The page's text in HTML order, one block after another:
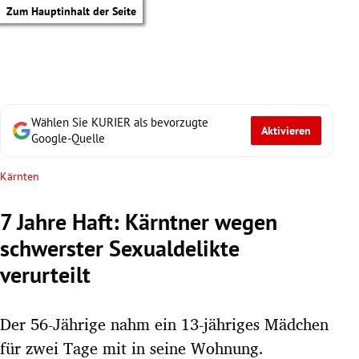
Zum Hauptinhalt der Seite
Wählen Sie KURIER als bevorzugte
Google-Quelle
Aktivieren
Kärnten
7 Jahre Haft: Kärntner wegen
schwerster Sexualdelikte
verurteilt
Der 56-Jährige nahm ein 13-jähriges Mädchen
für zwei Tage mit in seine Wohnung.